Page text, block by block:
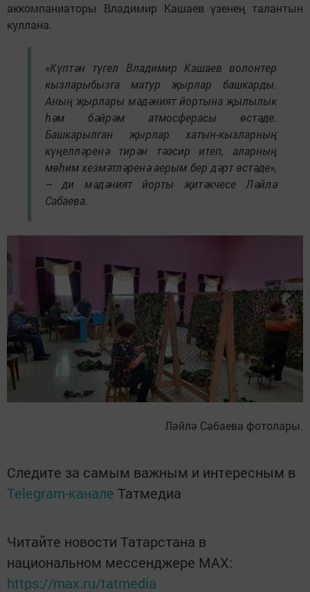
аккомпаниаторы Владимир Кашаев үзенең талантын
куллана.
«Күптән түгел Владимир Кашаев волонтер
кызларыбызга матур җырлар башкарды.
Аның җырлары мәдәният йортына җылылык
һәм бәйрәм атмосферасы өстәде.
Башкарылган җырлар хатын-кызларның
күңелләренә тирән тәэсир итеп, аларның
мөһим хезмәтләренә аерым бер дәрт өстәде»,
– ди мәдәният йорты җитәкчесе Ләйлә
Сабаева.
Ләйлә Сабаева фотолары.
Следите за самым важным и интересным в
Telegram-канале Татмедиа
Читайте новости Татарстана в
национальном мессенджере MАХ:
https://max.ru/tatmedia